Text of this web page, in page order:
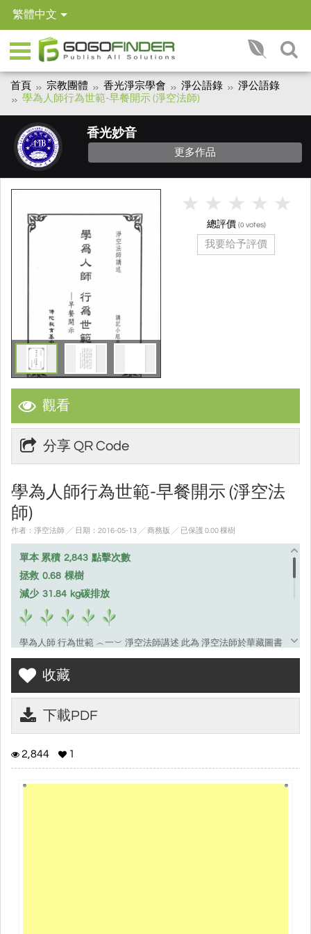
繁體中文
首頁 宗教團體 香光淨宗學會 淨公語錄
淨公語錄
學為人師行為世範-早餐開示 (淨空法師)
香光妙音
更多作品
觀看
分享 QR Code
學為人師行為世範-早餐開示 (淨空法
師)
作者：淨空法師 ╱ 日期：2016-05-13 ╱ 商務版 ╱ 已保護 0.00 棵樹
單本 累積 2,843 點擊次數
拯救 0.68 棵樹
減少 31.84 kg碳排放
學為人師 行為世範 ︵一︶ 淨空法師講述 此為 淨空法師於華藏圖書
館之早餐開示，尚未經 淨空法師鑒定，僅為弟子 悟有摘要記錄，順
文整理，草成此篇，供養讀者。 一、示修持方法︵一︶ 修福與修慧
︵ 950102 早餐︶ ﹁修福與修慧﹂，福、慧是修學佛法所要求的兩
大目標。我們在傳授三皈時，所念 的誓詞：﹁皈依佛，二足尊﹂，
﹁二﹂就是福與慧，﹁足﹂就是滿足、圓滿。由此可 知，成佛就是
中外沒有一個不求福慧 ， 其實福慧是眾生本具的 ， 自性中原本就
具足， 而且是圓滿具足。現在眾生福慧為什麼沒有了？佛告訴我
們，是有兩種障礙把它障住 了，就是煩惱障和所知障。煩惱障福
收藏
下載PDF
2,844 1
總評價 (0 votes)
我要给予評價